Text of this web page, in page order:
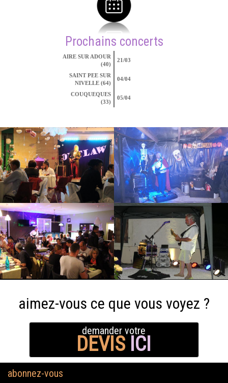
Prochains concerts
AIRE SUR ADOUR
(40)
21/03
SAINT PEE SUR
NIVELLE (64)
04/04
COUQUEQUES
(33)
05/04
aimez-vous ce que vous voyez ?
demander votre
DEVIS ICI
abonnez-vous